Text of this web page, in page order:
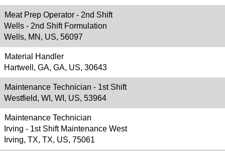
Meat Prep Operator - 2nd Shift
Wells - 2nd Shift Formulation
Wells, MN, US, 56097
Material Handler
Hartwell, GA, GA, US, 30643
Maintenance Technician - 1st Shift
Westfield, WI, WI, US, 53964
Maintenance Technician
Irving - 1st Shift Maintenance West
Irving, TX, TX, US, 75061